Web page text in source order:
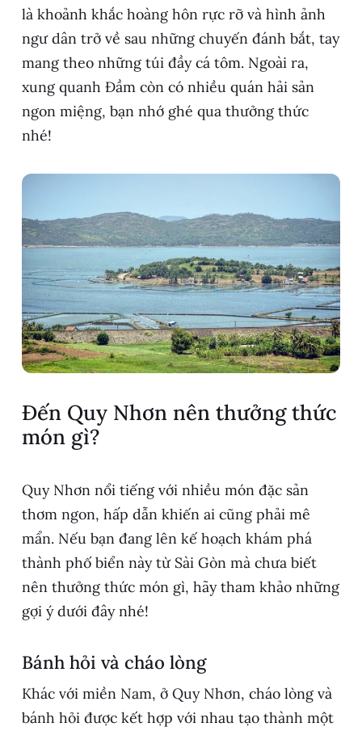
là khoảnh khắc hoàng hôn rực rỡ và hình ảnh
ngư dân trở về sau những chuyến đánh bắt, tay
mang theo những túi đầy cá tôm. Ngoài ra,
xung quanh Đầm còn có nhiều quán hải sản
ngon miệng, bạn nhớ ghé qua thưởng thức
nhé!
Đến Quy Nhơn nên thưởng thức
món gì?
Quy Nhơn nổi tiếng với nhiều món đặc sản
thơm ngon, hấp dẫn khiến ai cũng phải mê
mẩn. Nếu bạn đang lên kế hoạch khám phá
thành phố biển này từ Sài Gòn mà chưa biết
nên thưởng thức món gì, hãy tham khảo những
gợi ý dưới đây nhé!
Bánh hỏi và cháo lòng
Khác với miền Nam, ở Quy Nhơn, cháo lòng và
bánh hỏi được kết hợp với nhau tạo thành một